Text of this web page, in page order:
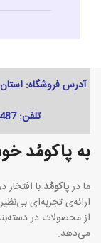
آدرس فروشگاه:
تلفن: 06142238487 -- کد پستی: 6461114619
به پاکومُد
ما درپاکومُد با افتخار
ارائه‌ی تجربه‌ای
از محصولات در
می‌دهد.